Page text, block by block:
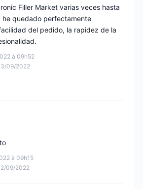
à 09h52
09/2022
Filler Market varias veces hasta
he quedado perfectamente
del pedido, la rapidez de la
à 09h15
09/2022